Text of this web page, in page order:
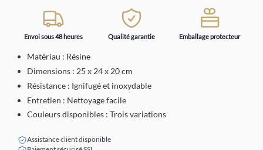
Envoi sous 48 heures Qualité garantie Emballage protecteur
Matériau : Résine
Dimensions : 25 x 24 x 20 cm
Résistance : Ignifugé et inoxydable
Entretien : Nettoyage facile
Couleurs disponibles : Trois variations
Assistance client disponible